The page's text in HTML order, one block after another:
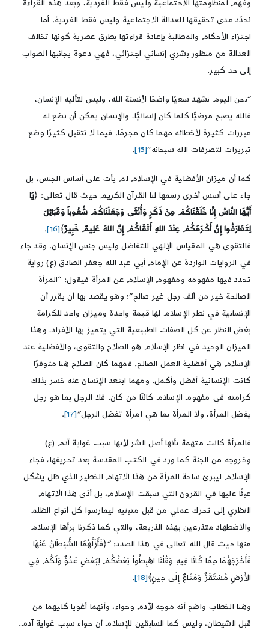
وفهم لمنظومتها الاجتماعية وليس فقط الفردية، وبعد هذه القراءة
نحدّد مدى تحقيقها للعدالة الاجتماعية وليس فقط الفردية. أما
اجتزاء الأحكام والمطالبة بإعادة قراءتها بطرق عصرية كونها تخالف
العدالة من منظور بشري إنساني اجتزائي، فهي دعوة يجانبها الصواب
إلى حد كبير.
“نحن اليوم نشهد سعيًا واضحًا لأنسنة الله، وليس لتأليه الإنسان،
فالله يصبح مرضيًّا كلما كان إنسانيًّا، والإنسان يمكن أن نضع له
مبررات كثيرة لأخطائه مهما كان مجرمًا. فيما لا نتقبل كثيرًا وضع
تبريرات لتصرفات الله سبحانه”[15]
.
كما أن ميزان الأفضلية في الإسلام لم يأت على أساس الجنس، بل
جاء على أسس أخرى رسمها لنا القرآن الكريم حيث قال تعالى: ﴿يَا
أَيُّهَا النَّاسُ إِنَّا خَلَقْنَاكُمْ مِنْ ذَكَرٍ وَأُنْثَى وَجَعَلْنَاكُمْ شُعُوباً وَقَبَائِلَ
لِتَعَارَفُوا إِنَّ أَكْرَمَكُمْ عِنْدَ اللهِ أَتْقَاكُمْ إِنَّ اللهَ عَلِيمٌ خَبِيرٌ﴾[16]
.
فالتقوى هي المقياس الإلهي للتفاضل وليس جنس الإنسان. وقد جاء
في الروايات الواردة عن الإمام أبي عبد الله جعفر الصادق (ع) رواية
تحدد فيها مفهومه ومفهوم الإسلام عن المرأة فيقول: “المرأة
الصالحة خير من ألف رجل غير صالح”؛ وهو يقصد بها أن يقرر أن
الإنسانية في نظر الإسلام لها قيمة واحدة وميزان واحد للكرامة
بغض النظر عن كل الصفات الطبيعية التي يتميز بها الأفراد، وهذا
الميزان الوحيد في نظر الإسلام هو الصلاح والتقوى، والأفضلية عند
الإسلام هي أفضلية العمل الصالح. فمهما كان الصلاح هنا متوفرًا
كانت الإنسانية أفضل وأكمل. ومهما ابتعد الإنسان عنه خسر بذلك
كرامته في مفهوم الإسلام كائنًا من كان. فلا الرجل بما هو رجل
يفضل المرأة، ولا المرأة بما هي امرأة تفضل الرجل”[17]
.
فالمرأة كانت متهمة بأنها أصل الشر لأنها سبب غواية آدم (ع)
وخروجه من الجنة كما ورد في الكتب المقدسة بعد تحريفها، فجاء
الإسلام ليبرئ ساحة المرأة من هذا الاتهام الخطير الذي ظل يشكل
عبئًا عليها في القرون التي سبقت الإسلام، بل أدّى هذا الاتهام
النظري إلى تحرك عملي من قبل متبنيه ليمارسوا كل أنواع الظلم
والاضطهاد متذرعين بهذه الذريعة، والتي كما ذكرنا برأها الإسلام
منها حيث قال الله تعالى في هذا الصدد: “﴿فَأَزَلَّهُمَا الشَّيْطَانُ عَنْهَا
فَأَخْرَجَهُمَا مِمَّا كَانَا فِيهِ وَقُلْنَا اهْبِطُواْ بَعْضُكُمْ لِبَعْضٍ عَدُوٌّ وَلَكُمْ فِي
الأَرْضِ مُسْتَقَرٌّ وَمَتَاعٌ إِلَى حِينٍ﴾[18]
.
وهنا الخطاب واضح أنه موجه لآدم وحواء، وأنهما أغويا كليهما من
قبل الشيطان، وليس كما السابقين للإسلام أن حواء سبب غواية آدم.